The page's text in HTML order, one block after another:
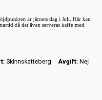
är järnets dag i Juli. Här kan
då det även serveras kaffe med
Skinnskatteberg Avgift: Nej